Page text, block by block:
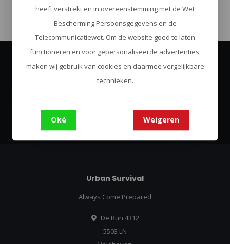
Abonneer je op onze nieuwsbrief
Blijf op de hoogte over onze laatste acties
Abonneer
Urban Survival
Always Come Prepared
De Run 4312
5503 LN
heeft verstrekt en in overeenstemming met de Wet
Bescherming Persoonsgegevens en de
Telecommunicatiewet. Om de website goed te laten
functioneren en voor gepersonaliseerde advertenties,
maken wij gebruik van cookies en daarmee vergelijkbare
technieken.
Oké Weigeren